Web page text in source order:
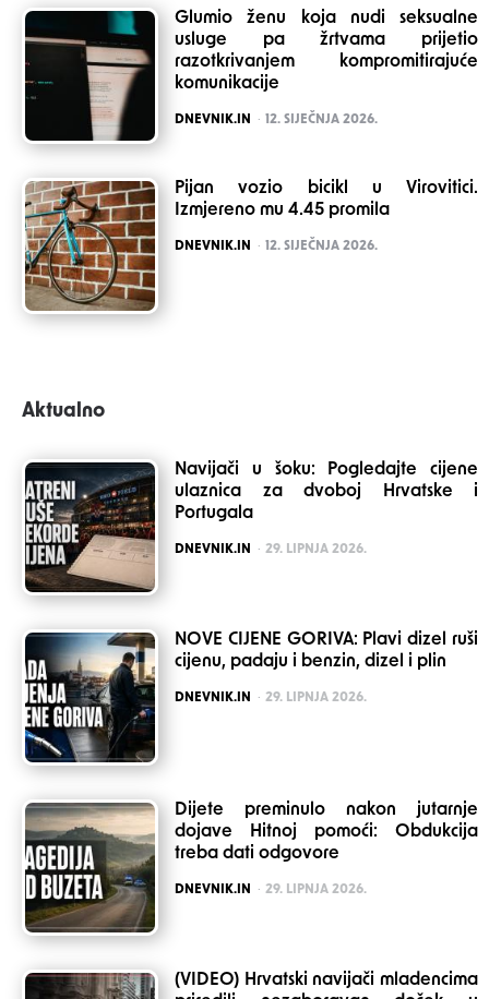
Glumio ženu koja nudi seksualne
usluge pa žrtvama prijetio
razotkrivanjem kompromitirajuće
komunikacije
POSTED
DNEVNIK.IN 12. SIJEČNJA 2026.
Pijan vozio bicikl u Virovitici.
Izmjereno mu 4.45 promila
POSTED
DNEVNIK.IN 12. SIJEČNJA 2026.
Aktualno
Navijači u šoku: Pogledajte cijene
ulaznica za dvoboj Hrvatske i
Portugala
POSTED
DNEVNIK.IN 29. LIPNJA 2026.
NOVE CIJENE GORIVA: Plavi dizel ruši
cijenu, padaju i benzin, dizel i plin
POSTED
DNEVNIK.IN 29. LIPNJA 2026.
Dijete preminulo nakon jutarnje
dojave Hitnoj pomoći: Obdukcija
treba dati odgovore
POSTED
DNEVNIK.IN 29. LIPNJA 2026.
(VIDEO) Hrvatski navijači mladencima